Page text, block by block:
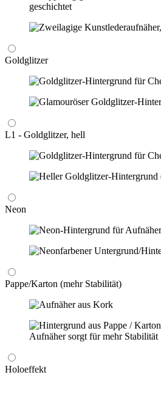
Goldglitzer
L1 - Goldglitzer, hell
Neon
Pappe/Karton (mehr Stabilität)
Holoeffekt